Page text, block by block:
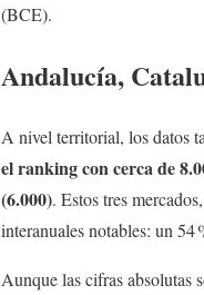
(BCE).
Andalucía,
A nivel territorial, los datos
el ranking con cerca de
(6.000). Estos tres
interanuales notables: un
Aunque las cifras absolutas